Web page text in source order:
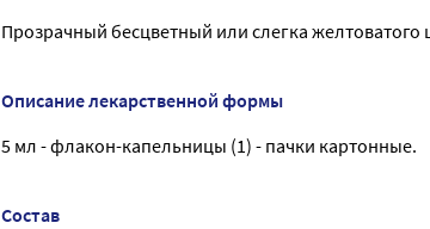
Прозрачный бесцветный или слегка желтоватого
Описание лекарственной формы
5 мл - флакон-капельницы (1) - пачки картонные.
Состав